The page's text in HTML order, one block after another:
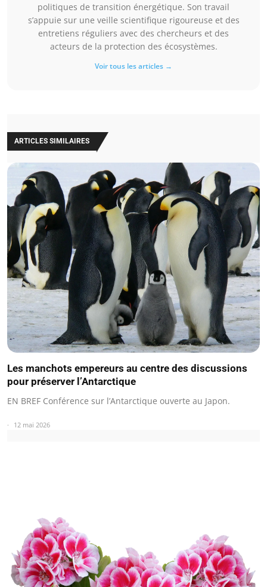
politiques de transition énergétique. Son travail
s’appuie sur une veille scientifique rigoureuse et des
entretiens réguliers avec des chercheurs et des
acteurs de la protection des écosystèmes.
Voir tous les articles →
ARTICLES SIMILAIRES
Les manchots empereurs au centre des discussions
pour préserver l’Antarctique
EN BREF Conférence sur l’Antarctique ouverte au Japon.
12 mai 2026